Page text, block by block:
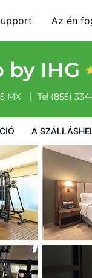
Az én
IHG
MX Tel.(855)
A